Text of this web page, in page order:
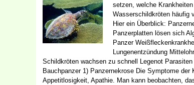
setzen, welche Krankheiten
Wasserschildkröten häufig
Hier ein Überblick:
Panzerplatten lösen sich
Panzer
Lungenentzündung
Schildkröten wachsen zu schnell Legenot Parasiten
Bauchpanzer 1) Panzernekrose Die Symptome der
Appetitlosigkeit, Apathie. Man kann beobachten,